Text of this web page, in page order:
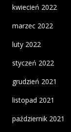
kwiecień 2022
marzec 2022
luty 2022
styczeń 2022
grudzień 2021
listopad 2021
październik 2021